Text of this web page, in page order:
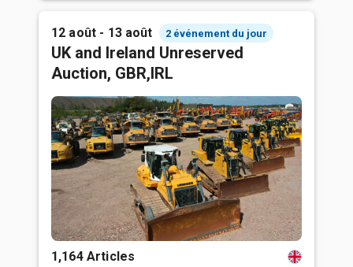
12 août - 13 août 2 événement du jour
UK and Ireland Unreserved
Auction, GBR,IRL
1,164 Articles